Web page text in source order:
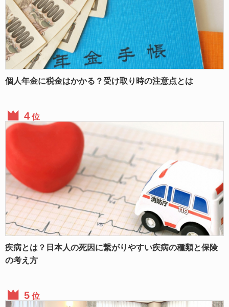
個人年金に税金はかかる？受け取り時の注意点とは
位
疾病とは？日本人の死因に繋がりやすい疾病の種類と保険
の考え方
位